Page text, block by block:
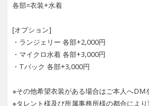
各部=衣装+水着
[オプション]
・ランジェリー 各部+2,000円
・マイクロ水着 各部+3,000円
・Tバック 各部+3,000円
※その他希望衣装がある場合はご本人へDM
※タレント様及び所属事務所様の都合によ